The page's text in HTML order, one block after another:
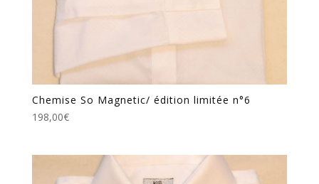
Chemise So Magnetic/ édition limitée n°6
198,00€